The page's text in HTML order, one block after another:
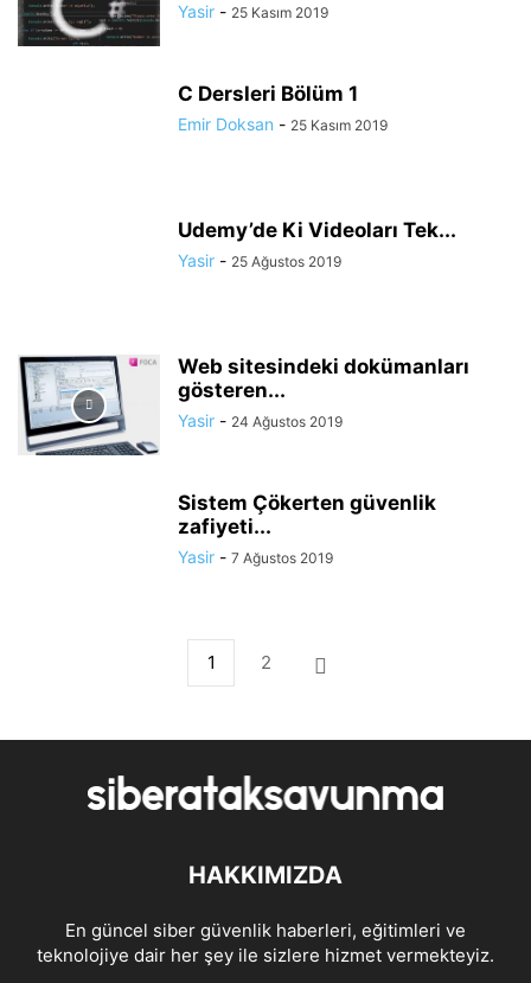
Yasir - 25 Kasım 2019
C Dersleri Bölüm 1
Emir Doksan - 25 Kasım 2019
Udemy’de Ki Videoları Tek...
Yasir - 25 Ağustos 2019
Web sitesindeki dokümanları
gösteren...
Yasir - 24 Ağustos 2019
Sistem Çökerten güvenlik
zafiyeti...
Yasir - 7 Ağustos 2019
1 2
HAKKIMIZDA
En güncel siber güvenlik haberleri, eğitimleri ve
teknolojiye dair her şey ile sizlere hizmet vermekteyiz.